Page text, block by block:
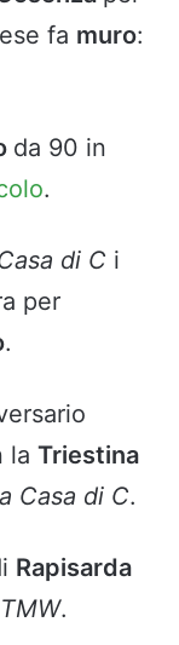
fa muro:
da 90 in
.
di C i
per
.
la Triestina
Casa di C.
Rapisarda
TMW.